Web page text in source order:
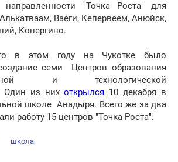
направленности "Точка Роста" для
Ваеги, Кепервеем, Анюйск,
Конергино.
в этом году на Чукотке было
семи Центров образования
и технологической
Один из нихоткрылся 10 декабря в
школе Анадыря. Всего же за два
работу 15 центров "Точка Роста".
школа